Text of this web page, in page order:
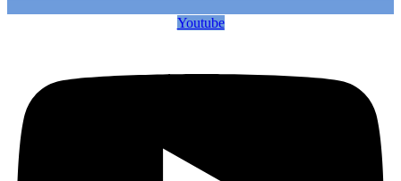
Youtube